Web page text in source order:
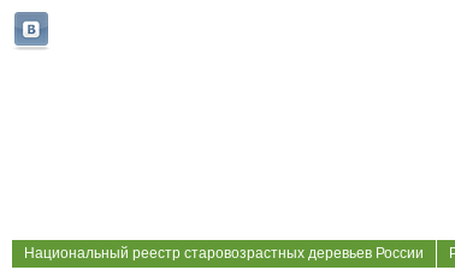
Национальный реестр старовозрастных деревьев России